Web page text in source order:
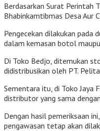
Berdasarkan Surat Perintah
Bhabinkamtibmas Desa Aur
Pengecekan dilakukan pada
dalam kemasan botol
Di Toko Bedjo, ditemukan
didistribusikan oleh PT.
Sementara itu, di Toko Jaya
distributor yang sama
Dengan hasil pemeriksaan
pengawasan tetap akan